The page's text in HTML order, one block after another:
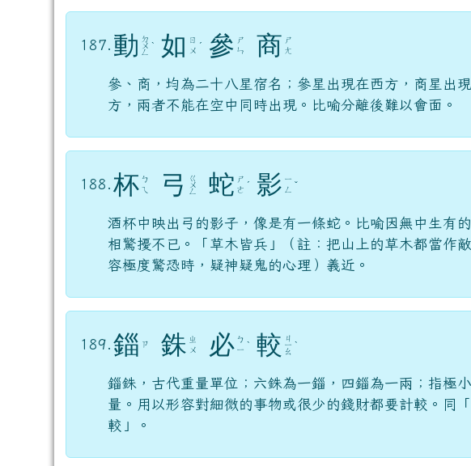
187. 動 ㄉ
ㄨ
ㄥ
ˋ 如 ㄖ
ㄨ ˊ 參 ㄕ
ㄣ
商 ㄕ
ㄤ
參、商，均為二十八星宿名；參星出現在西方，商星出
方，兩者不能在空中同時出現。比喻分離後難以會面。
188. 杯 ㄅ
ㄟ
弓 ㄍ
ㄨ
ㄥ 蛇 ㄕ
ㄜ ˊ 影 ㄧ
ㄥ
ˇ
酒杯中映出弓的影子，像是有一條蛇。比喻因無中生有
相驚擾不已。「草木皆兵」（註：把山上的草木都當作
容極度驚恐時，疑神疑鬼的心理）義近。
189. 錙 ㄗ 銖 ㄓ
ㄨ
必 ㄅ
ㄧ ˋ 較 ㄐ
ㄧ
ㄠ
ˋ
錙銖，古代重量單位；六銖為一錙，四錙為一兩；指極
量。用以形容對細微的事物或很少的錢財都要計較。同
較」。